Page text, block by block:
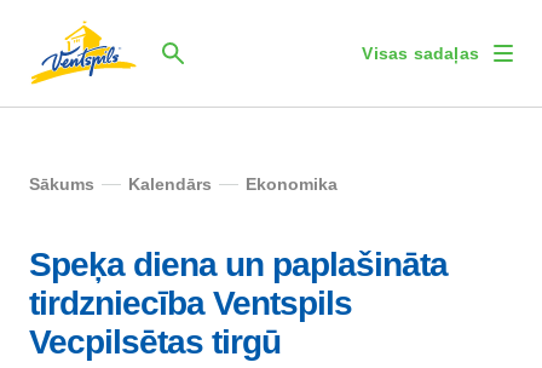
Visas sadaļas
Sākums Kalendārs Ekonomika
Speķa diena un paplašināta
tirdzniecība Ventspils
Vecpilsētas tirgū